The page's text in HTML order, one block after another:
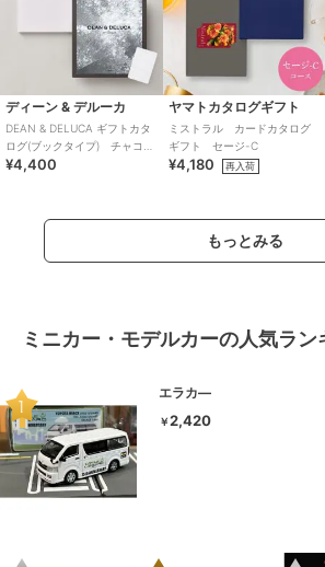
ディーン & デルーカ
DEAN & DELUCA ギフトカタ
ログ(ブックタイプ) チャコー
ル-BC
¥4,400
ヤマトカタログギフト
ミストラル カードカタログ
ギフト セージ-C
¥4,180 再入荷
もっとみる
ミニカー・モデルカーの人気ラン
エラカ―
￥2,420